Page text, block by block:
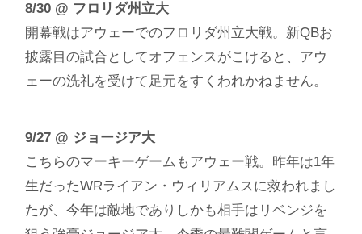
8/30 @ フロリダ州立大
開幕戦はアウェーでのフロリダ州立大戦。新QBお
披露目の試合としてオフェンスがこけると、アウ
ェーの洗礼を受けて足元をすくわれかねません。
9/27 @ ジョージア大
こちらのマーキーゲームもアウェー戦。昨年は1年
生だったWRライアン・ウィリアムスに救われまし
たが、今年は敵地でありしかも相手はリベンジを